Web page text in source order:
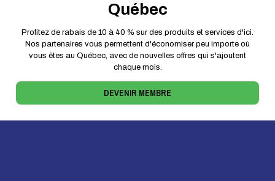
Québec
Profitez de rabais de 10 à 40 % sur des produits et services d'ici.
Nos partenaires vous permettent d'économiser peu importe où
vous êtes au Québec, avec de nouvelles offres qui s'ajoutent
chaque mois.
DEVENIR MEMBRE